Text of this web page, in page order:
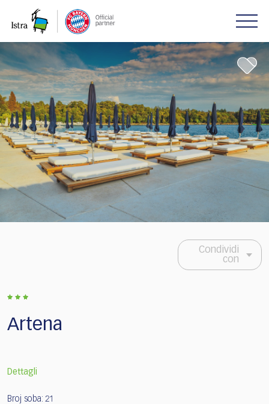
note:
website
includes
an
accessibility
system.
Condividi
con
Artena
Dettagli
Broj soba: 21